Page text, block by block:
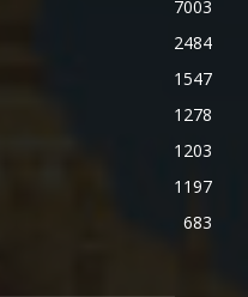
7003
2484
1547
1278
1203
1197
683